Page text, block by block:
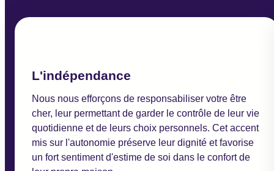
L'indépendance
Nous nous efforçons de responsabiliser votre être
cher, leur permettant de garder le contrôle de leur vie
quotidienne et de leurs choix personnels. Cet accent
mis sur l'autonomie préserve leur dignité et favorise
un fort sentiment d'estime de soi dans le confort de